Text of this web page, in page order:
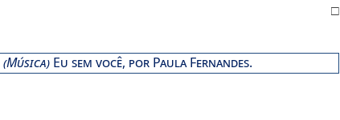
□
(Música) Eu sem você, por Paula Fernandes.